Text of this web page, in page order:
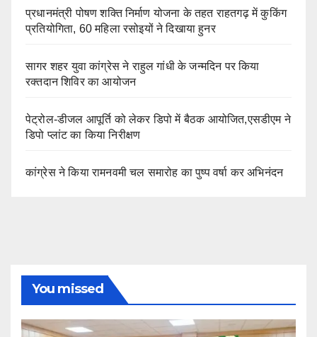
प्रधानमंत्री पोषण शक्ति निर्माण योजना के तहत राहतगढ़ में कुकिंग
प्रतियोगिता, 60 महिला रसोइयों ने दिखाया हुनर
सागर शहर युवा कांग्रेस ने राहुल गांधी के जन्मदिन पर किया
रक्तदान शिविर का आयोजन
पेट्रोल-डीजल आपूर्ति को लेकर डिपो में बैठक आयोजित,एसडीएम ने
डिपो प्लांट का किया निरीक्षण
कांग्रेस ने किया रामनवमी चल समारोह का पुष्प वर्षा कर अभिनंदन
You missed